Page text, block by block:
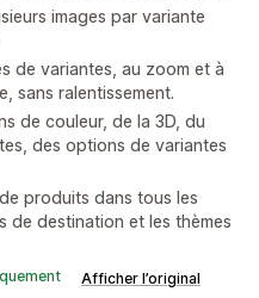
images par variante
de variantes, au zoom et à
sans ralentissement.
de couleur, de la 3D, du
des options de variantes
produits dans tous les
de destination et les thèmes
Afficher l’original